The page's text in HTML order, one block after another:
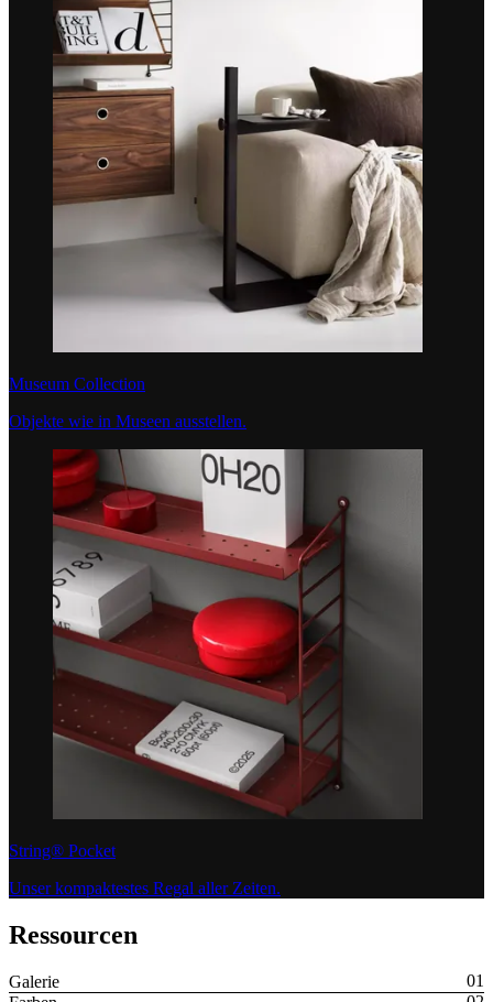
Museum Collection
Objekte wie in Museen ausstellen.
String® Pocket
Unser kompaktestes Regal aller Zeiten.
Ressourcen
Galerie